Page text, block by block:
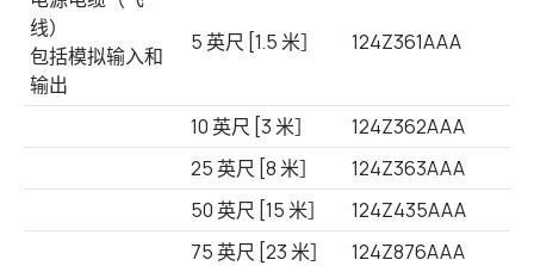
线）
包括模拟输入和
输出
5 英尺 [1.5 米］ 124Z361AAA
10 英尺 [3 米］
124Z362AAA
25 英尺 [8 米］
124Z363AAA
50 英尺 [15 米］
124Z435AAA
75 英尺 [23 米］
124Z876AAA